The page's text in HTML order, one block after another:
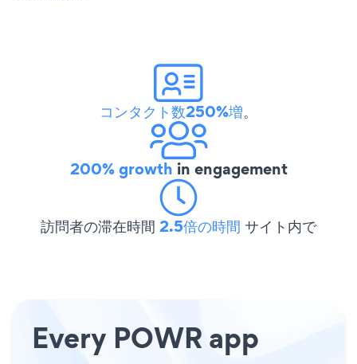
コンタクト数250%増。
200% growth in engagement
訪問者の滞在時間 2.5倍の時間 サイト内で
Every POWR app